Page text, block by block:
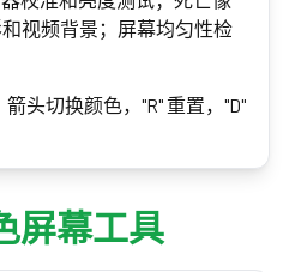
视频背景；屏幕均匀性检
头切换颜色，"R" 重置，"D"
屏幕工具